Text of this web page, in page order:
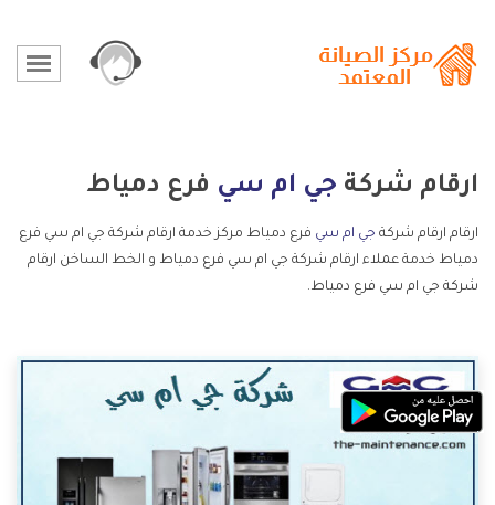
ارقام شركة جي ام سي فرع دمياط
ارقام ارقام شركة جي ام سي فرع دمياط مركز خدمة ارقام شركة جي ام سي فرع
دمياط خدمة عملاء ارقام شركة جي ام سي فرع دمياط و الخط الساخن ارقام
شركة جي ام سي فرع دمياط.